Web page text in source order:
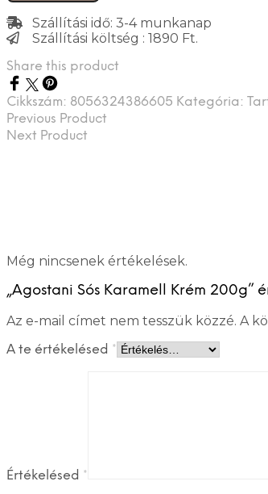
Szállítási idő: 3-4 munkanap
Szállítási költség : 1890 Ft.
Share this product
Cikkszám: 8056324386605 Kategória:
Previous Product
Next Product
Még nincsenek értékelések.
„Agostani Sós Karamell Krém 200g”
Az e-mail címet nem tesszük közzé. A
A te értékelésed *
Értékelésed *